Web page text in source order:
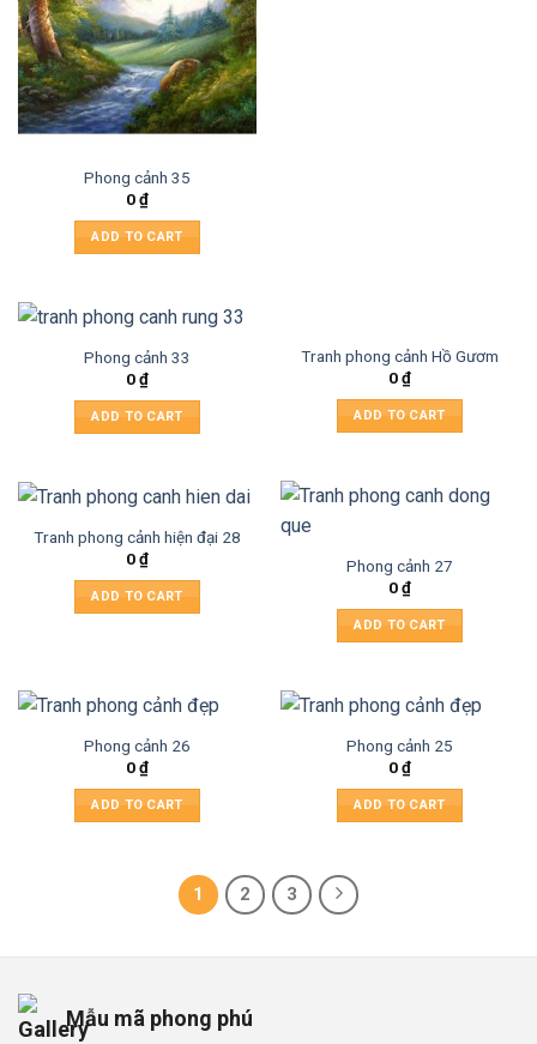
Phong cảnh 35
0₫
ADD TO CART
Phong cảnh 33
0₫
ADD TO CART
Tranh phong cảnh Hồ Gươm
0₫
ADD TO CART
Tranh phong cảnh hiện đại 28
0₫
ADD TO CART
Phong cảnh 27
0₫
ADD TO CART
Phong cảnh 26
0₫
ADD TO CART
Phong cảnh 25
0₫
ADD TO CART
1 2 3
Mẫu mã phong phú